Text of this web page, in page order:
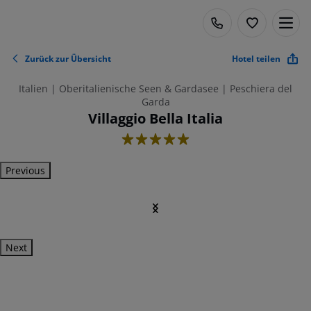
Zurück zur Übersicht Hotel teilen
Italien | Oberitalienische Seen & Gardasee | Peschiera del
Garda
Villaggio Bella Italia
5
Previous
Next